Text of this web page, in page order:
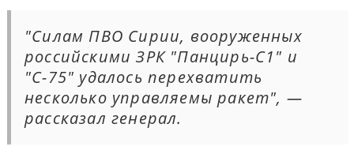
"Силам ПВО Сирии, вооруженных
российскими ЗРК "Панцирь-С1" и
"С-75" удалось перехватить
несколько управляемы ракет", —
рассказал генерал.